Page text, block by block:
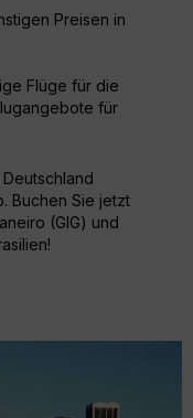
Preisen in
Flüge für die
für
Buchen Sie jetzt
(GIG) und